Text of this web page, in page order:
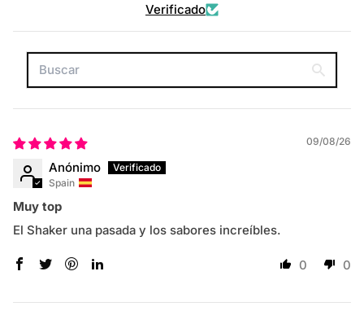
Verificado
09/08/26
Anónimo
Spain
Muy top
El Shaker una pasada y los sabores increíbles.
0 0